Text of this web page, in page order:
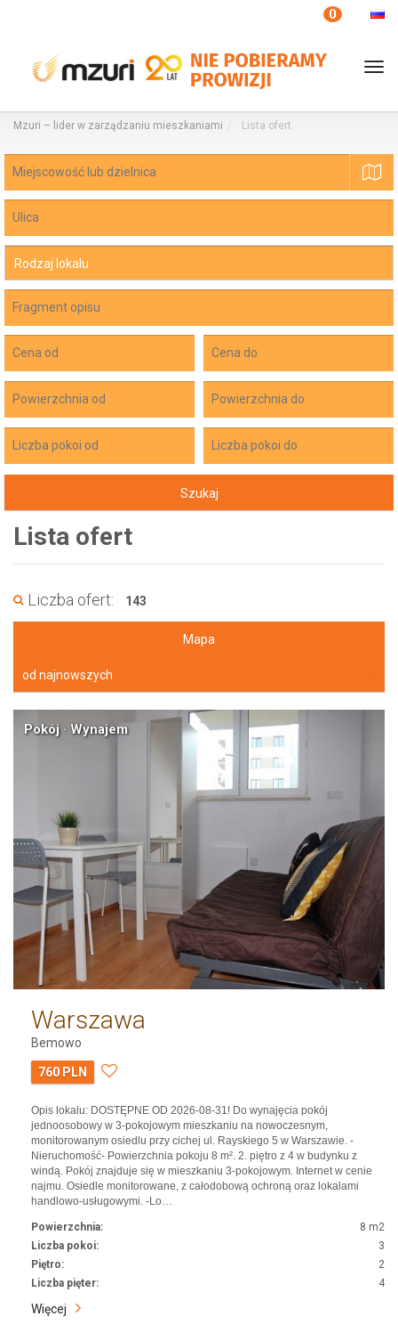
0
Mzuri – lider w zarządzaniu mieszkaniami Lista ofert
Rodzaj lokalu
Lista ofert
Liczba ofert: 143
Mapa
od najnowszych
Pokój · Wynajem
Warszawa
Bemowo
760 PLN
Opis lokalu: DOSTĘPNE OD 2026-08-31! Do wynajęcia pokój
jednoosobowy w 3-pokojowym mieszkaniu na nowoczesnym,
monitorowanym osiedlu przy cichej ul. Rayskiego 5 w Warszawie. -
Nieruchomość- Powierzchnia pokoju 8 m². 2. piętro z 4 w budynku z
windą. Pokój znajduje się w mieszkaniu 3-pokojowym. Internet w cenie
najmu. Osiedle monitorowane, z całodobową ochroną oraz lokalami
handlowo-usługowymi. -Lo…
Powierzchnia:
8 m2
Liczba pokoi:
3
Piętro:
2
Liczba pięter:
4
Więcej